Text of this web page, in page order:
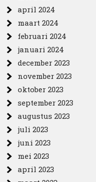
april 2024
maart 2024
februari 2024
januari 2024
december 2023
november 2023
oktober 2023
september 2023
augustus 2023
juli 2023
juni 2023
mei 2023
april 2023